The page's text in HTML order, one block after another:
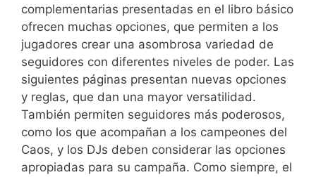
complementarias presentadas en el libro básico
ofrecen muchas opciones, que permiten a los
jugadores crear una asombrosa variedad de
seguidores con diferentes niveles de poder. Las
siguientes páginas presentan nuevas opciones
y reglas, que dan una mayor versatilidad.
También permiten seguidores más poderosos,
como los que acompañan a los campeones del
Caos, y los DJs deben considerar las opciones
apropiadas para su campaña. Como siempre, el